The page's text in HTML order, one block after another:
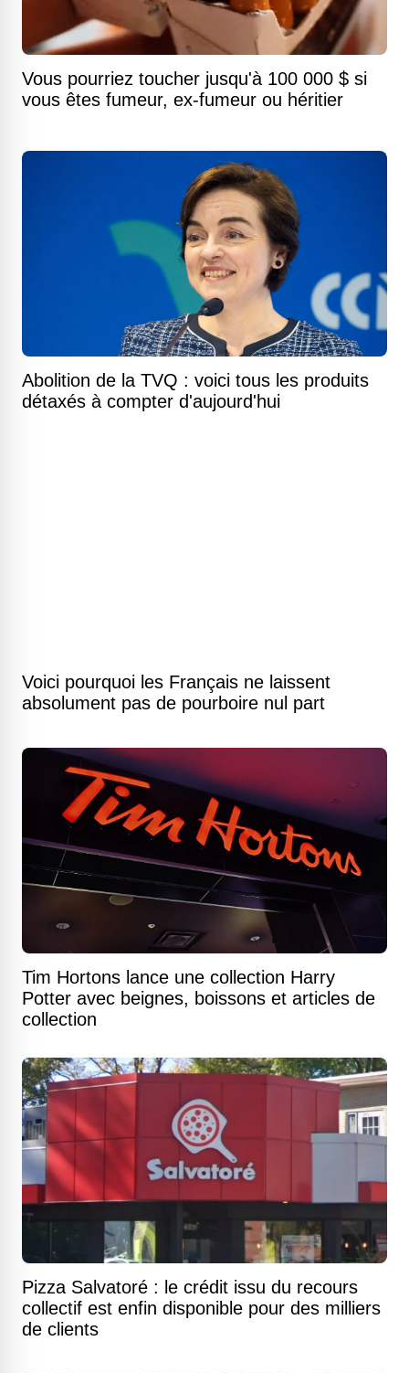
Vous pourriez toucher jusqu'à 100 000 $ si
vous êtes fumeur, ex-fumeur ou héritier
Abolition de la TVQ : voici tous les produits
détaxés à compter d'aujourd'hui
Voici pourquoi les Français ne laissent
absolument pas de pourboire nul part
Tim Hortons lance une collection Harry
Potter avec beignes, boissons et articles de
collection
Pizza Salvatoré : le crédit issu du recours
collectif est enfin disponible pour des milliers
de clients